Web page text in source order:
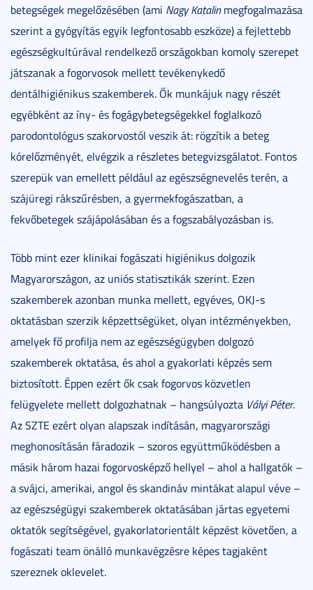
betegségek megelőzésében (ami Nagy Katalinmegfogalmazása
szerint a gyógyítás egyik legfontosabb eszköze) a fejlettebb
egészségkultúrával rendelkező országokban komoly szerepet
játszanak a fogorvosok mellett tevékenykedő
dentálhigiénikus szakemberek. Ők munkájuk nagy részét
egyébként az íny- és fogágybetegségekkel foglalkozó
parodontológus szakorvostól veszik át: rögzítik a beteg
kórelőzményét, elvégzik a részletes betegvizsgálatot. Fontos
szerepük van emellett például az egészségnevelés terén, a
szájüregi rákszűrésben, a gyermekfogászatban, a
fekvőbetegek szájápolásában és a fogszabályozásban is.
Több mint ezer klinikai fogászati higiénikus dolgozik
Magyarországon, az uniós statisztikák szerint. Ezen
szakemberek azonban munka mellett, egyéves, OKJ-s
oktatásban szerzik képzettségüket, olyan intézményekben,
amelyek fő profilja nem az egészségügyben dolgozó
szakemberek oktatása, és ahol a gyakorlati képzés sem
biztosított. Éppen ezért ők csak fogorvos közvetlen
felügyelete mellett dolgozhatnak – hangsúlyozta Vályi Péter.
Az SZTE ezért olyan alapszak indításán, magyarországi
meghonosításán fáradozik – szoros együttműködésben a
másik három hazai fogorvosképző hellyel – ahol a hallgatók –
a svájci, amerikai, angol és skandináv mintákat alapul véve –
az egészségügyi szakemberek oktatásában jártas egyetemi
oktatók segítségével, gyakorlatorientált képzést követően, a
fogászati team önálló munkavégzésre képes tagjaként
szereznek oklevelet.